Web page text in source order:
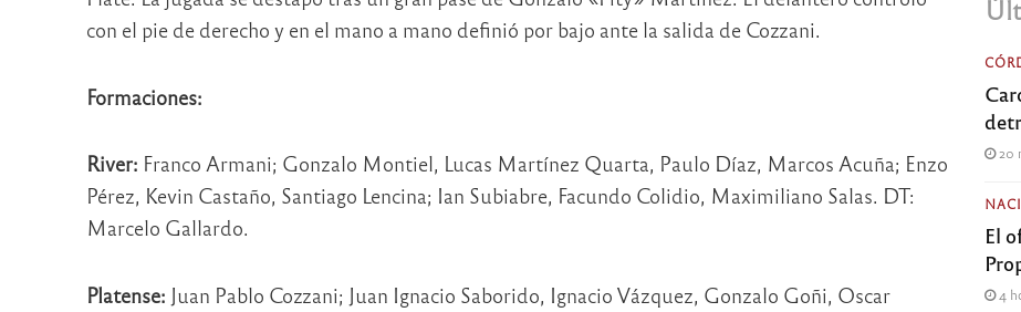
con el pie de derecho y en el mano a mano definió por bajo ante la salida de Cozzani.
Formaciones:
River: Franco Armani; Gonzalo Montiel, Lucas Martínez Quarta, Paulo Díaz, Marcos Acuña; Enzo
Pérez, Kevin Castaño, Santiago Lencina; Ian Subiabre, Facundo Colidio, Maximiliano Salas. DT:
Marcelo Gallardo.
Platense: Juan Pablo Cozzani; Juan Ignacio Saborido, Ignacio Vázquez, Gonzalo Goñi, Oscar
20
El
4